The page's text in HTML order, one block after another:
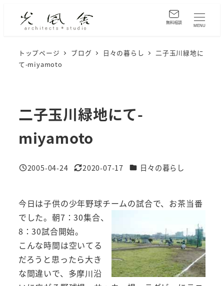
MENU
トップページ ブログ 日々の暮らし
二子玉川緑地に
て-miyamoto
二子玉川緑地にて-
miyamoto
投稿日
2005-04-24
更新日
2020-07-17 カテゴリー
日々の暮らし
今日は子供の少年野球チームの試合で、お茶当番
でした。朝7：30集合、
8：30試合開始。
こんな時間は空いてる
だろうと思ったら大き
な間違いで、多摩川沿
無料相談